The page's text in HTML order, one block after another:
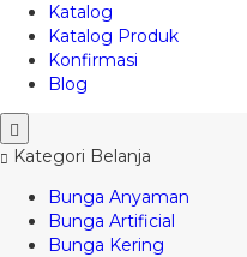
Katalog
Katalog Produk
Konfirmasi
Blog
Kategori Belanja
Bunga Anyaman
Bunga Artificial
Bunga Kering